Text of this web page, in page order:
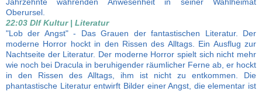
Oberursel.
22:03 Dlf Kultur | Literatur
"Lob der Angst" - Das Grauen der fantastischen Literatur. Der
moderne Horror hockt in den Rissen des Alltags. Ein Ausflug zur
Nachtseite der Literatur. Der moderne Horror spielt sich nicht mehr
wie noch bei Dracula in beruhigender räumlicher Ferne ab, er hockt
in den Rissen des Alltags, ihm ist nicht zu entkommen. Die
phantastische Literatur entwirft Bilder einer Angst, die elementar ist